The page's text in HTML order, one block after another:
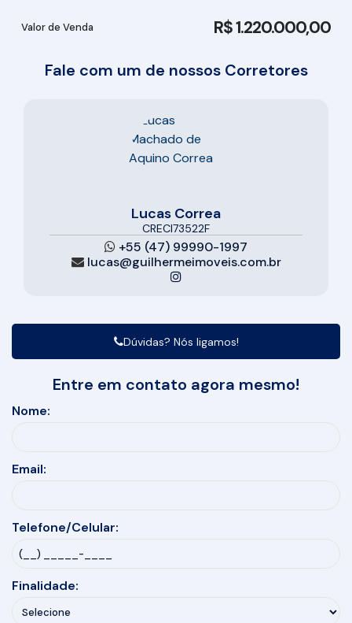
R$1.220.000,00
Valor de Venda
Fale com um de nossos Corretores
Lucas Correa
CRECI73522F
+55 (47) 99990-1997
lucas@guilhermeimoveis.com.br
Dúvidas? Nós ligamos!
Entre em contato agora mesmo!
Nome:
Email:
Telefone/Celular:
Finalidade: